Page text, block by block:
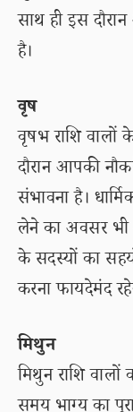
साथ ही इस
है।
वृष
वृषभ राशि
दौरान आपकी
संभावना है।
लेने का अवसर
के सदस्यों का
करना फायदेमंद
मिथुन
मिथुन राशि